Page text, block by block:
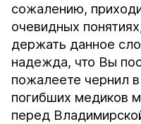
сожалению,
очевидных
держать данное
надежда, что Вы
пожалеете чернил
погибших медиков
перед